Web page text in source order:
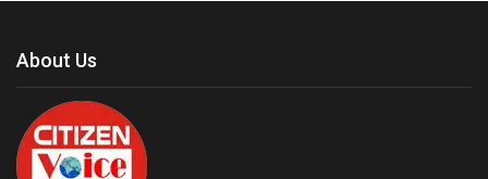
About Us